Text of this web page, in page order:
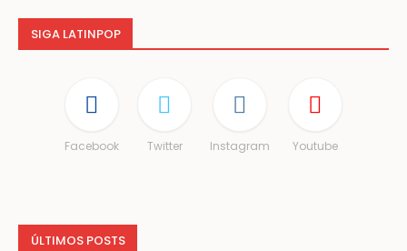
SIGA LATINPOP
Facebook Twitter Instagram Youtube
ÚLTIMOS POSTS